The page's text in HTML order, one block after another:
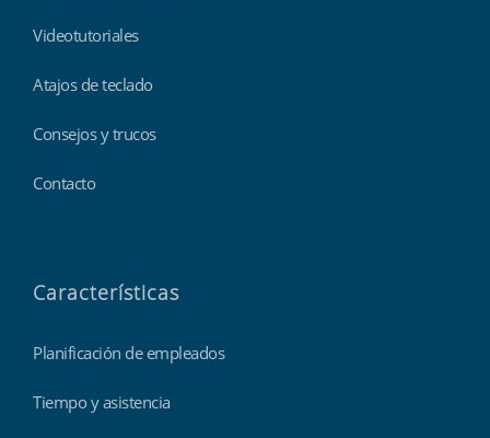
Videotutoriales
Atajos de teclado
Consejos y trucos
Contacto
Características
Planificación de empleados
Tiempo y asistencia